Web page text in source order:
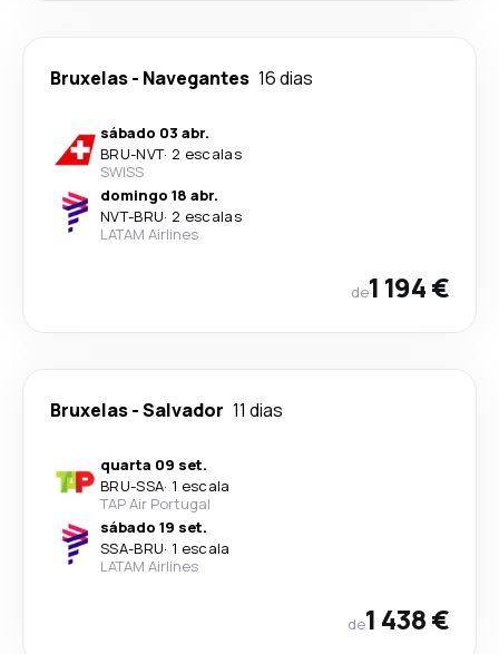
Bruxelas- Navegantes 16 dias
sábado 03 abr.
BRU-NVT· 2 escalas
SWISS
domingo 18 abr.
NVT-BRU· 2 escalas
LATAM Airlines
de1 194 €
Bruxelas-Salvador 11 dias
quarta 09 set.
BRU-SSA· 1 escala
TAP Air Portugal
sábado 19 set.
SSA-BRU· 1 escala
LATAM Airlines
de1 438 €